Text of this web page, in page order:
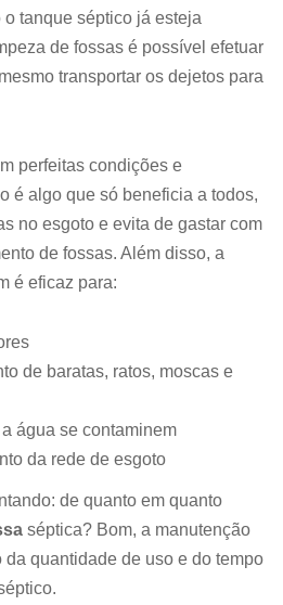
tanque séptico já esteja
de fossas é possível efetuar
transportar os dejetos para
perfeitas condições e
é algo que só beneficia a todos,
no esgoto e evita de gastar com
de fossas. Além disso, a
é eficaz para:
de baratas, ratos, moscas e
água se contaminem
da rede de esgoto
de quanto em quanto
séptica? Bom, a manutenção
quantidade de uso e do tempo